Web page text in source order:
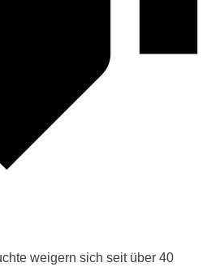
weigern sich seit über 40